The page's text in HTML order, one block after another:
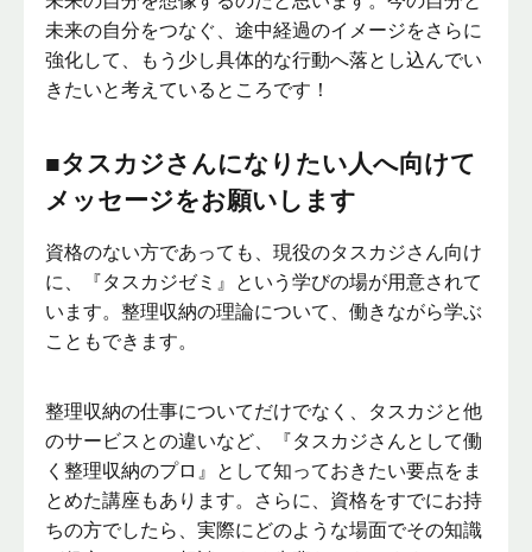
未来の自分をつなぐ、途中経過のイメージをさらに
強化して、もう少し具体的な行動へ落とし込んでい
きたいと考えているところです！
■タスカジさんになりたい人へ向けて
メッセージをお願いします
資格のない方であっても、現役のタスカジさん向け
に、『タスカジゼミ』という学びの場が用意されて
います。整理収納の理論について、働きながら学ぶ
こともできます。
整理収納の仕事についてだけでなく、タスカジと他
のサービスとの違いなど、『タスカジさんとして働
く整理収納のプロ』として知っておきたい要点をま
とめた講座もあります。さらに、資格をすでにお持
ちの方でしたら、実際にどのような場面でその知識